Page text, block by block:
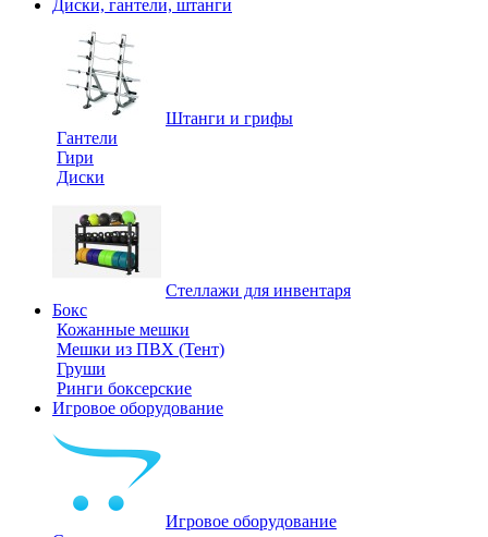
Диски, гантели, штанги
Штанги и грифы
Гантели
Гири
Диски
Стеллажи для инвентаря
Бокс
Кожанные мешки
Мешки из ПВХ (Тент)
Груши
Ринги боксерские
Игровое оборудование
Игровое оборудование